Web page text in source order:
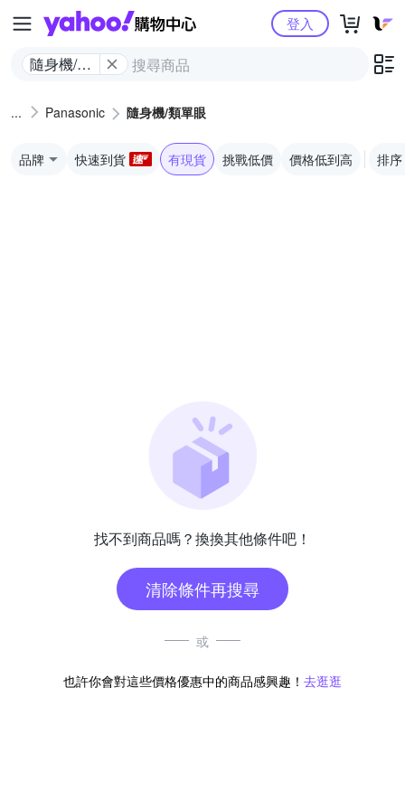
Yahoo購物中心
隨身機/類
登入
Panasonic 隨身機/類單眼
品牌 快速到貨 有現貨 挑戰低價 價格低到高 排序
找不到商品嗎？換換其他條件吧！
清除條件再搜尋
或
也許你會對這些價格優惠中的商品感興趣！ 去逛逛